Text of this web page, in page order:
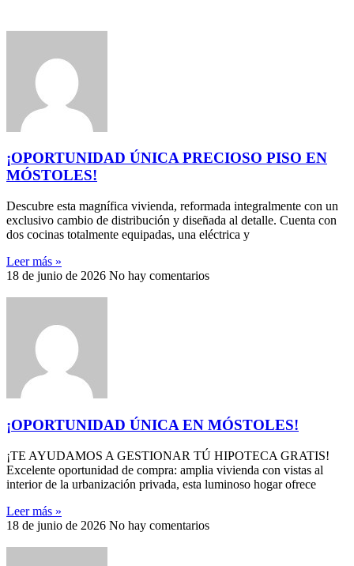
¡OPORTUNIDAD ÚNICA PRECIOSO PISO EN
MÓSTOLES!
Descubre esta magnífica vivienda, reformada integralmente con un
exclusivo cambio de distribución y diseñada al detalle. Cuenta con
dos cocinas totalmente equipadas, una eléctrica y
Leer más »
18 de junio de 2026 No hay comentarios
¡OPORTUNIDAD ÚNICA EN MÓSTOLES!
¡TE AYUDAMOS A GESTIONAR TÚ HIPOTECA GRATIS!
Excelente oportunidad de compra: amplia vivienda con vistas al
interior de la urbanización privada, esta luminoso hogar ofrece
Leer más »
18 de junio de 2026 No hay comentarios